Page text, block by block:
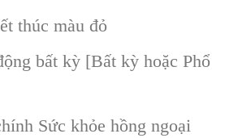
thúc màu đỏ
bất kỳ [Bất kỳ hoặc Phổ
Sức khỏe hồng ngoại